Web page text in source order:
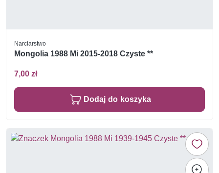
Narciarstwo
Mongolia 1988 Mi 2015-2018 Czyste **
7,00 zł
Dodaj do koszyka